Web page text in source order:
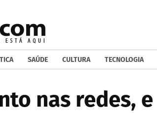
SAÚDE CULTURA TECNOLOGIA
nas redes,